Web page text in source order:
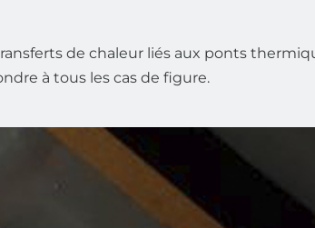
de chaleur liés aux ponts
à tous les cas de figure.